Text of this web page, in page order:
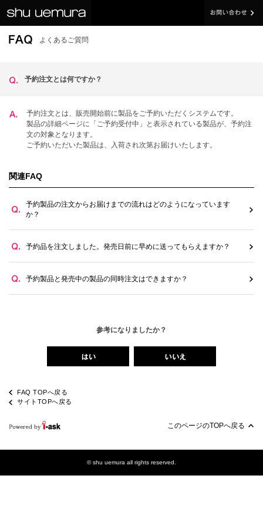
よくあるご質問
予約注文とは何ですか？
予約注文とは、販売開始前に製品をご予約いただくシステムです。
製品の詳細ページに「ご予約受付中」と表示されている製品が、予約注
文の対象となります。
ご予約いただいた製品は、入荷され次第お届けいたします。
関連FAQ
予約製品の注文からお届けまでの流れはどのようになっています
か？
予約品を注文しました。発売日前に早めに送ってもらえますか？
予約製品と発売中の製品の同時注文はできますか？
参考になりましたか？
FAQ TOPへ戻る
サイトTOPへ戻る
このページのTOPへ戻る
© shu uemura all rights reserved.